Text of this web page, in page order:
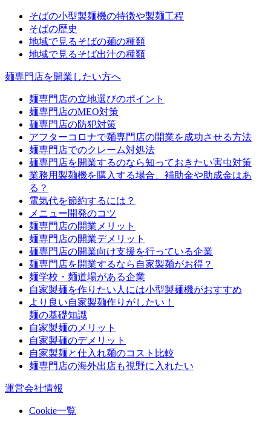
そばの小型製麺機の特徴や製麺工程
そばの歴史
地域で見るそばの麺の種類
地域で見るそば出汁の種類
麺専門店を開業したい方へ
麺専門店の立地選びのポイント
麺専門店のMEO対策
麺専門店の防犯対策
アフターコロナで麺専門店の開業を成功させる方法
麺専門店でのクレーム対処法
麺専門店を開業するのなら知っておきたい害虫対策
業務用製麺機を購入する場合、補助金や助成金はあ
る？
電気代を節約するには？
メニュー開発のコツ
麺専門店の開業メリット
麺専門店の開業デメリット
麺専門店の開業向け支援を行っている企業
麺専門店を開業するなら自家製麺がお得？
麺学校・麺道場がある企業
自家製麺を作りたい人には小型製麺機がおすすめ
より良い自家製麺作りがしたい！
麺の基礎知識
自家製麺のメリット
自家製麺のデメリット
自家製麺と仕入れ麺のコスト比較
麺専門店の海外出店も視野に入れたい
運営会社情報
Cookie一覧